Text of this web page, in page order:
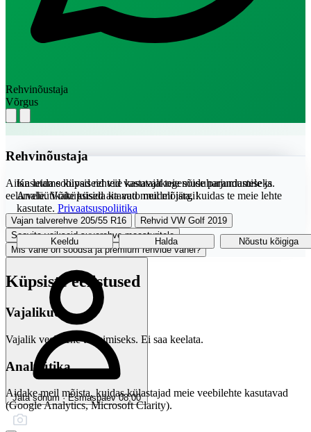
Rehvinõustaja
Võrgus
Rehvinõustaja
Aitan leida sobivad rehvid vastavalt teie sõiduharjumustele ja
eelarvele. Võite küsida ka auto mudeli järgi!
Vajan talverehve 205/55 R16
Rehvid VW Golf 2019
Soovita vaikseid suverehve maasturitele
Mis vahe on soodsa ja premium rehvide vahel?
Jäta sõnum · Esmaspäev 08:00
Kasutame küpsiseid teie kasutajakogemuse parandamiseks.
Analüütikaküpsised aitavad meil mõista, kuidas te meie lehte
kasutate. Privaatsuspoliitika
Keeldu Halda Nõustu kõigiga
Küpsiste eelistused
Vajalikud
Vajalik veebilehe toimimiseks. Ei saa keelata.
Analüütika
Aidake meil mõista, kuidas külastajad meie veebilehte kasutavad
(Google Analytics, Microsoft Clarity).